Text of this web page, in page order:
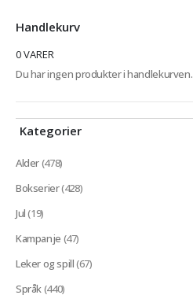
Handlekurv
0 VARER
Du har ingen produkter i handlekurven.
Kategorier
Alder(478)
Bokserier(428)
Jul(19)
Kampanje (47)
Leker og spill(67)
Språk(440)